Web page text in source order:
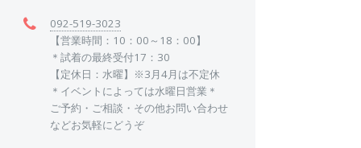
092-519-3023
【営業時間：10：00～18：00】
＊試着の最終受付17：30
【定休日：水曜】※3月4月は不定休
＊イベントによっては水曜日営業＊
ご予約・ご相談・その他お問い合わせ
などお気軽にどうぞ